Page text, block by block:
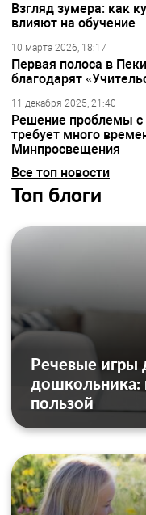
Взгляд зумера: как
влияют на обучение
10 марта 2026, 18:17
Первая полоса в
благодарят
11 декабря 2025, 21:40
Решение проблемы с
требует много
Минпросвещения
Все топ новости
Топ блоги
Речевые игры
дошкольника:
пользой